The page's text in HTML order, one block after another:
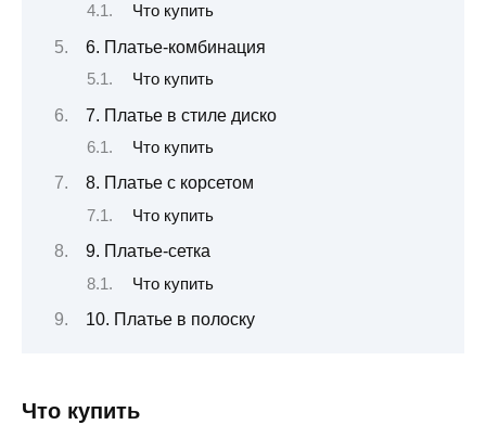
Что купить
6. Платье‑комбинация
Что купить
7. Платье в стиле диско
Что купить
8. Платье с корсетом
Что купить
9. Платье‑сетка
Что купить
10. Платье в полоску
Что купить